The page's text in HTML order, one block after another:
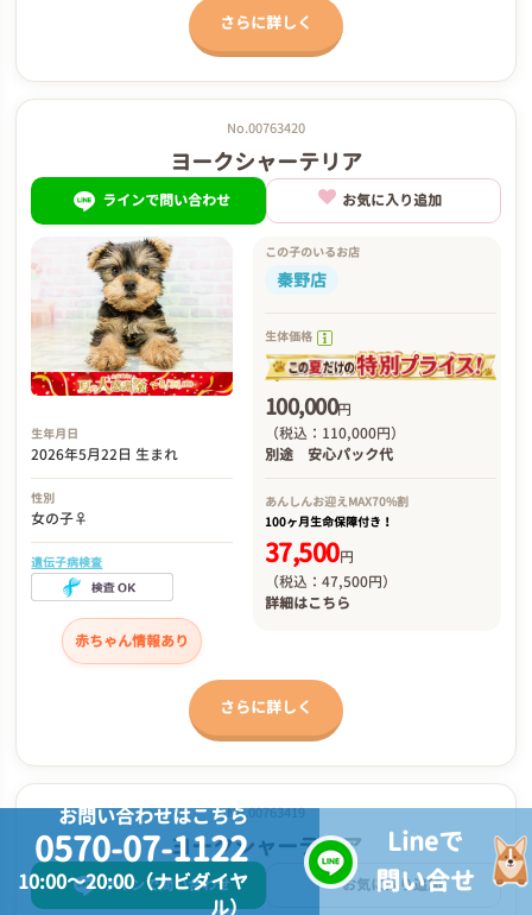
さらに詳しく
No.00763420
ヨークシャーテリア
ラインで問い合わせ お気に入り追加
生年月日
2026年5月22日 生まれ
性別
女の子♀
遺伝子病検査
赤ちゃん情報あり
この子のいるお店
秦野店
生体価格
100,000円
（税込：110,000円）
別途 安心パック代
あんしんお迎えMAX70%割
100ヶ月生命保障付き！
37,500円
（税込：47,500円）
詳細はこちら
さらに詳しく
No.00763419
ヨークシャーテリア
ラインで問い合わせ お気に入り追加
お問い合わせはこちら
0570-07-1122
10:00～20:00（ナビダイヤ
ル）
Lineで
問い合せ